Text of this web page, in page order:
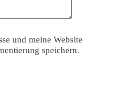
und meine Website
speichern.